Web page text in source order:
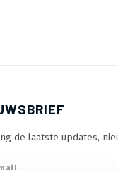
de laatste updates,